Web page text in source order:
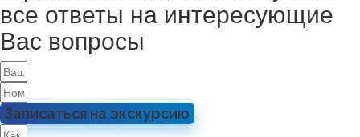
все ответы на интересующие
Вас вопросы
Записаться на экскурсию